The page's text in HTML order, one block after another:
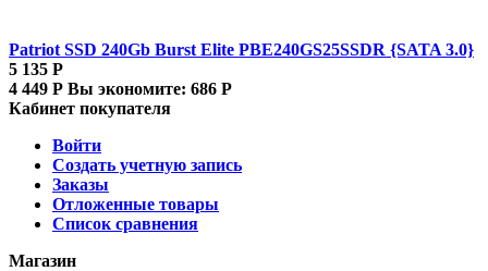
Patriot SSD 240Gb Burst Elite PBE240GS25SSDR {SATA 3.0}
5 135 Р
4 449 Р Вы экономите: 686 Р
Кабинет покупателя
Войти
Создать учетную запись
Заказы
Отложенные товары
Список сравнения
Магазин